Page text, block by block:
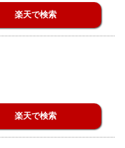
楽天で検索
楽天で検索